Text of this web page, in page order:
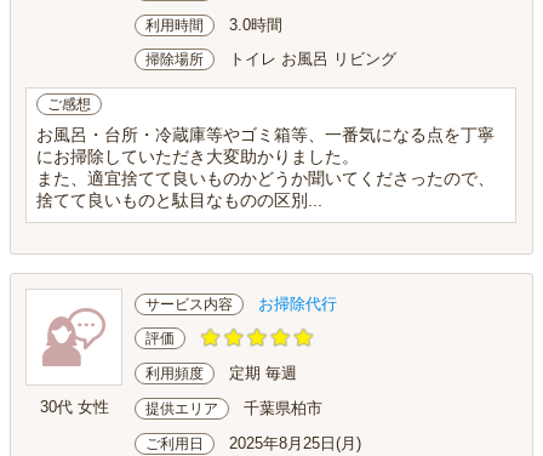
利用時間 3.0時間
掃除場所 トイレ お風呂 リビング
ご感想
お風呂・台所・冷蔵庫等やゴミ箱等、一番気になる点を丁寧
にお掃除していただき大変助かりました。
また、適宜捨てて良いものかどうか聞いてくださったので、
捨てて良いものと駄目なものの区別...
30代 女性
サービス内容 お掃除代行
評価
利用頻度 定期 毎週
提供エリア 千葉県柏市
ご利用日 2025年8月25日(月)